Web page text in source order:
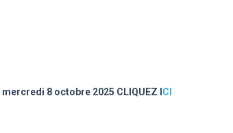
mercredi 8 octobre 2025 CLIQUEZ I CI